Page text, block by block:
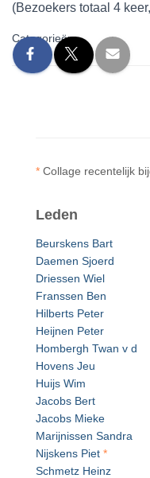
(Bezoekers totaal 4
Categorieën:
* Collage recentelijk
Leden
Beurskens Bart
Daemen Sjoerd
Driessen Wiel
Franssen Ben
Hilberts Peter
Heijnen Peter
Hombergh Twan v d
Hovens Jeu
Huijs Wim
Jacobs Bert
Jacobs Mieke
Marijnissen Sandra
Nijskens Piet *
Schmetz Heinz